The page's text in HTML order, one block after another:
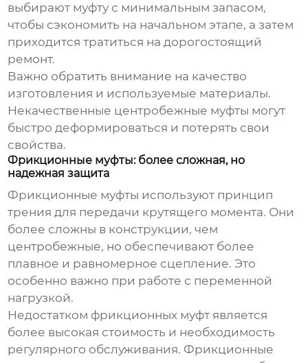
выбирают муфту с минимальным запасом,
чтобы сэкономить на начальном этапе, а затем
приходится тратиться на дорогостоящий
ремонт.
Важно обратить внимание на качество
изготовления и используемые материалы.
Некачественные центробежные муфты могут
быстро деформироваться и потерять свои
свойства.
Фрикционные муфты: более сложная, но
надежная защита
Фрикционные муфты используют принцип
трения для передачи крутящего момента. Они
более сложны в конструкции, чем
центробежные, но обеспечивают более
плавное и равномерное сцепление. Это
особенно важно при работе с переменной
нагрузкой.
Недостатком фрикционных муфт является
более высокая стоимость и необходимость
регулярного обслуживания. Фрикционные